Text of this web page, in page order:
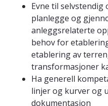
Evne til selvstendig
planlegge og
anleggsrelaterte
behov for
etablering av
transformasjoner
Ha generell
linjer og kurver og
dokumentasjon